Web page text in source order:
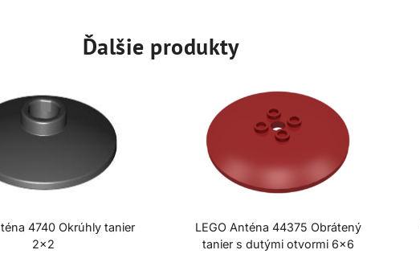
Ďalšie produkty
4740 Okrúhly tanier
2×2
LEGO Anténa 44375 Obrátený
tanier s dutými otvormi 6×6